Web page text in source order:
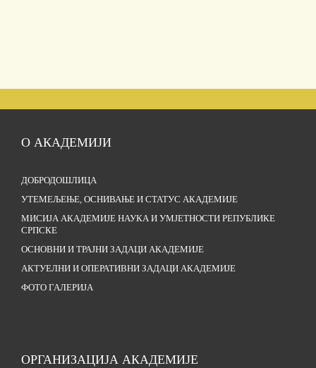
О АКАДЕМИЈИ
ДОБРОДОШЛИЦА
УТЕМЕЉЕЊЕ, ОСНИВАЊЕ И СТАТУС АКАДЕМИЈЕ
МИСИЈА АКАДЕМИЈЕ НАУКА И УМЈЕТНОСТИ РЕПУБЛИКЕ
СРПСКЕ
ОСНОВНИ И ТРАЈНИ ЗАДАЦИ АКАДЕМИЈЕ
АКТУЕЛНИ И ОПЕРАТИВНИ ЗАДАЦИ АКАДЕМИЈЕ
ФОТО ГАЛЕРИЈА
ОРГАНИЗАЦИЈА АКАДЕМИЈЕ